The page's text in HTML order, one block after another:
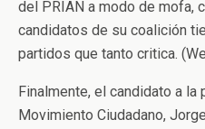
del PRIAN a modo de mofa,
candidatos de su coalición
partidos que tanto critica.
Finalmente, el candidato a
Movimiento Ciudadano,